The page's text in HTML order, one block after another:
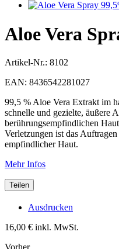
Aloe Vera
Artikel-Nr.: 8102
EAN: 8436542281027
99,5 % Aloe Vera Extrakt im
schnelle und gezielte, äußere
berührungsempfindlichen
Verletzungen ist das
empfindlicher Haut.
Mehr Infos
Teilen
Ausdrucken
16,00 € inkl. MwSt.
Vorher